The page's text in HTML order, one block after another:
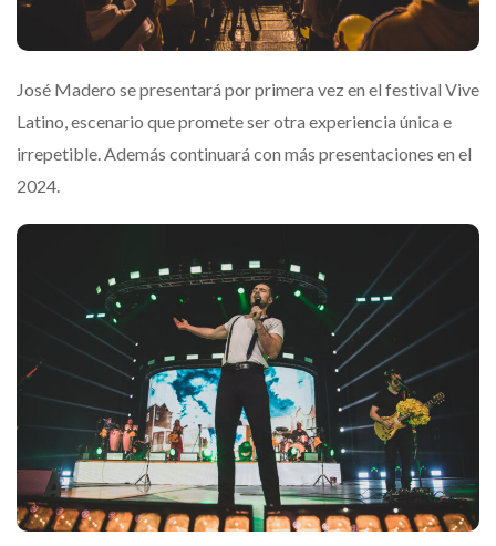
José Madero se presentará por primera vez en el festival Vive
Latino, escenario que promete ser otra experiencia única e
irrepetible. Además continuará con más presentaciones en el
2024.